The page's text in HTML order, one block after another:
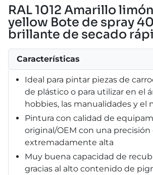
RAL 1012 Amarillo
yellow Bote de spray
brillante de secado
Características
Ideal para pintar piezas de
de plástico o para utilizar en el
hobbies, las manualidades y el
Pintura con calidad de
original/OEM con una precisión
extremadamente alta
Muy buena capacidad de
gracias al alto contenido de